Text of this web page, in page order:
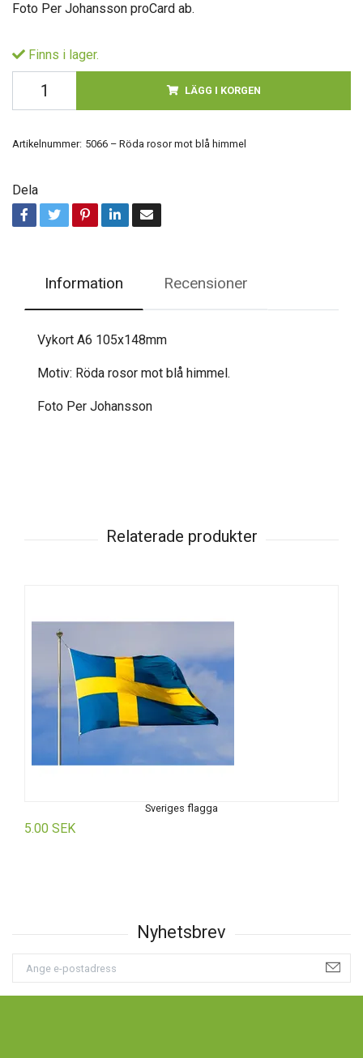
Foto Per Johansson proCard ab.
Finns i lager.
LÄGG I KORGEN
Artikelnummer: 5066 – Röda rosor mot blå himmel
Dela
Information Recensioner
Vykort A6 105x148mm
Motiv: Röda rosor mot blå himmel.
Foto Per Johansson
Sveriges flagga
5.00 SEK